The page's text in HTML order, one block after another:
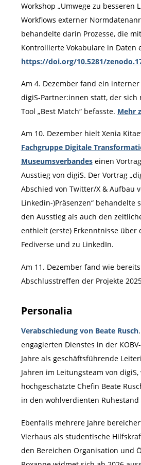
Workshop „Umwege zu besseren
Workflows externer
behandelte darin Prozesse, die
Kontrollierte Vokabulare in Daten
https://doi.org/10.5281/
Am 4. Dezember fand ein
digiS-Partner:innen statt, der sich
Tool „Best Match“ befasste. Mehr
Am 10. Dezember hielt Xenia
Fachgruppe Digitale
Museumsverbandeseinen
Ausstieg von digiS. Der Vortrag
Abschied von Twitter/X & Aufbau
Linkedin-)Präsenzen“ behandelte
den Ausstieg als auch den
enthielt (erste) Erkenntnisse über
Fediverse und zu LinkedIn.
Am 11. Dezember fand wie
Abschlusstreffen der Projekte
Personalia
Verabschiedung von Beate Rusch
engagierten Dienstes in der
Jahre als geschäftsführende
Jahren im Leitungsteam von
hochgeschätzte Chefin Beate
in den wohlverdienten Ruhestand
Ebenfalls mehrere Jahre
Vierhaus als studentische
den Bereichen Organisation und